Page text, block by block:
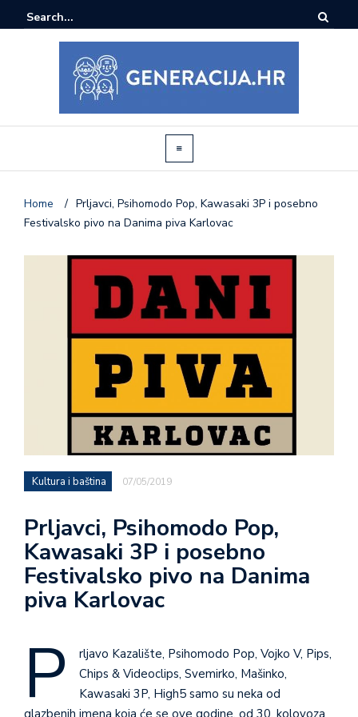
Home / Prljavci, Psihomodo Pop, Kawasaki 3P i posebno
Festivalsko pivo na Danima piva Karlovac
Kultura i baština 07/05/2019
Prljavci, Psihomodo Pop,
Kawasaki 3P i posebno
Festivalsko pivo na Danima
piva Karlovac
P
rljavo Kazalište, Psihomodo Pop, Vojko V, Pips,
Chips & Videoclips, Svemirko, Mašinko,
Kawasaki 3P, High5 samo su neka od
glazbenih imena koja će se ove godine, od 30. kolovoza